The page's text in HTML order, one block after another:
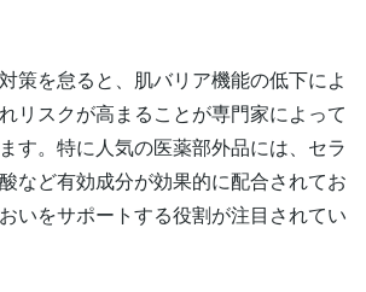
策を怠ると、肌バリア機能の低下によ
リスクが高まることが専門家によって
す。特に人気の医薬部外品には、セラ
など有効成分が効果的に配合されてお
いをサポートする役割が注目されてい